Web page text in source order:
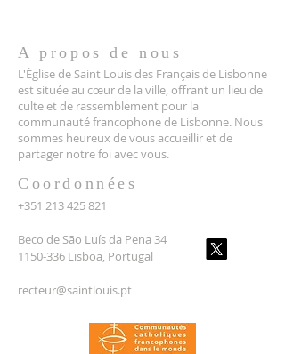
A propos de nous
L'Église de Saint Louis des Français de Lisbonne
est située au cœur de la ville, offrant un lieu de
culte et de rassemblement pour la
communauté francophone de Lisbonne. Nous
sommes heureux de vous accueillir et de
partager notre foi avec vous.
Coordonnées
+351 213 425 821
Beco de São Luís da Pena 34
1150-336 Lisboa, Portugal
recteur@saintlouis.pt